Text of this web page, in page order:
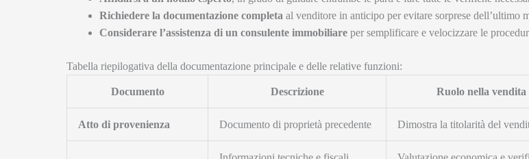
Richiedere la documentazione completa al venditore in anticipo per evitare sorprese dell’ultimo
Considerare l’assistenza di un consulente immobiliare per semplificare e velocizzare le
Tabella riepilogativa della documentazione principale e delle relative funzioni:
Documento Descrizione Ruolo nella vendita
Atto di provenienza Documento di proprietà precedente Dimostra la titolarità del